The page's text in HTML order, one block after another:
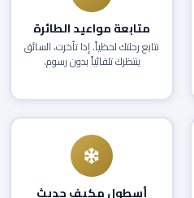
متابعة مواعيد الطائرة
نتابع رحلتك لحظياً. إذا تأخرت، السائق
ينتظرك تلقائياً بدون رسوم.
أسطول مكيف حديث